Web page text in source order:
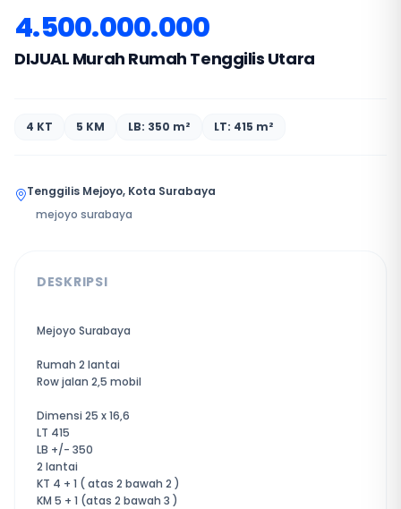
4.500.000.000
DIJUAL Murah Rumah Tenggilis Utara
4 KT 5 KM LB: 350 m² LT: 415 m²
Tenggilis Mejoyo, Kota Surabaya
mejoyo surabaya
DESKRIPSI
Mejoyo Surabaya
Rumah 2 lantai
Row jalan 2,5 mobil
Dimensi 25 x 16,6
LT 415
LB +/- 350
2 lantai
KT 4 + 1 ( atas 2 bawah 2 )
KM 5 + 1 (atas 2 bawah 3 )